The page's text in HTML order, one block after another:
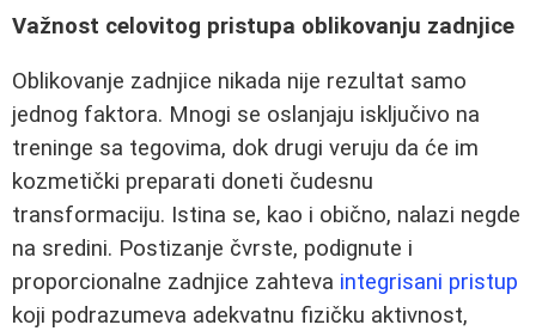
Važnost celovitog pristupa oblikovanju zadnjice
Oblikovanje zadnjice nikada nije rezultat samo
jednog faktora. Mnogi se oslanjaju isključivo na
treninge sa tegovima, dok drugi veruju da će im
kozmetički preparati doneti čudesnu
transformaciju. Istina se, kao i obično, nalazi negde
na sredini. Postizanje čvrste, podignute i
proporcionalne zadnjice zahteva integrisani pristup
koji podrazumeva adekvatnu fizičku aktivnost,